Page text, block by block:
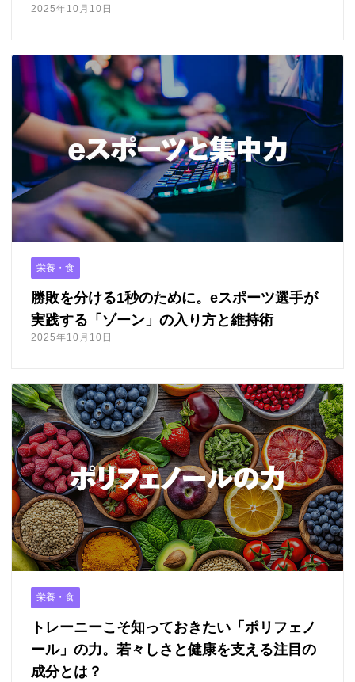
2025年10月10日
栄養・食
勝敗を分ける1秒のために。eスポーツ選手が
実践する「ゾーン」の入り方と維持術
2025年10月10日
栄養・食
トレーニーこそ知っておきたい「ポリフェノ
ール」の力。若々しさと健康を支える注目の
成分とは？